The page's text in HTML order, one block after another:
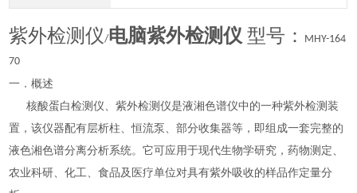
紫外检测仪/电脑紫外检测仪 型号：
MHY-164
70
一．概述
核酸蛋白检测仪、紫外检测仪是液湘色谱仪中的一种紫外检测装
置，该仪器配有层析柱、恒流泵、部分收集器等，即组成一套完整的
液色湘色谱分离分析系统。它可应用于现代生物学研究，药物测定、
农业科研、化工、食品及医疗单位对具有紫外吸收的样品作定量分